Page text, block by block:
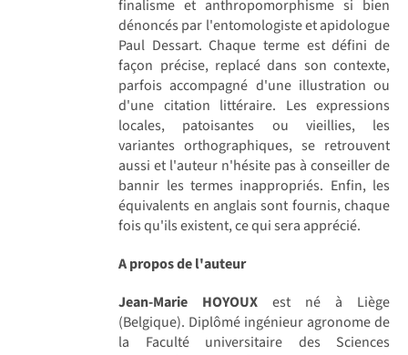
finalisme et anthropomorphisme si bien
dénoncés par l'entomologiste et apidologue
Paul Dessart. Chaque terme est défini de
façon précise, replacé dans son contexte,
parfois accompagné d'une illustration ou
d'une citation littéraire. Les expressions
locales, patoisantes ou vieillies, les
variantes orthographiques, se retrouvent
aussi et l'auteur n'hésite pas à conseiller de
bannir les termes inappropriés. Enfin, les
équivalents en anglais sont fournis, chaque
fois qu'ils existent, ce qui sera apprécié.
A propos de l'auteur
Jean-Marie HOYOUX est né à Liège
(Belgique). Diplômé ingénieur agronome de
la Faculté universitaire des Sciences